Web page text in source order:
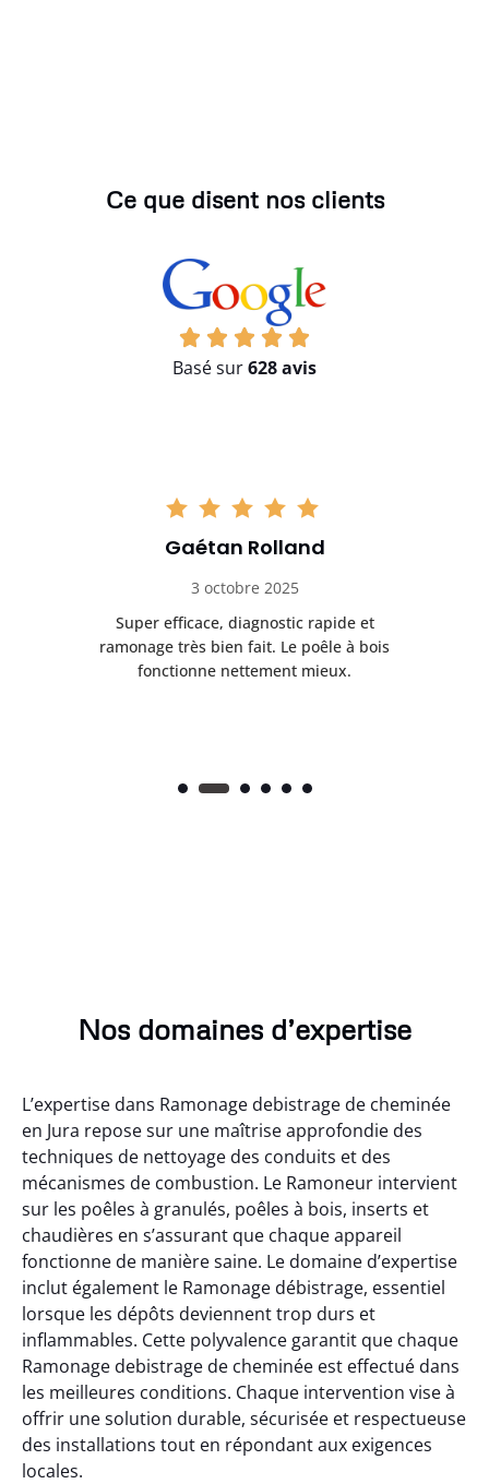
Ce que disent nos clients
Basé sur628 avis
Gaétan Rolland
3 octobre 2025
Super efficace, diagnostic rapide et
ramonage très bien fait. Le poêle à bois
fonctionne nettement mieux.
Nos domaines d’expertise
L’expertise dans Ramonage debistrage de cheminée
en Jura repose sur une maîtrise approfondie des
techniques de nettoyage des conduits et des
mécanismes de combustion. Le Ramoneur intervient
sur les poêles à granulés, poêles à bois, inserts et
chaudières en s’assurant que chaque appareil
fonctionne de manière saine. Le domaine d’expertise
inclut également le Ramonage débistrage, essentiel
lorsque les dépôts deviennent trop durs et
inflammables. Cette polyvalence garantit que chaque
Ramonage debistrage de cheminée est effectué dans
les meilleures conditions. Chaque intervention vise à
offrir une solution durable, sécurisée et respectueuse
des installations tout en répondant aux exigences
locales.